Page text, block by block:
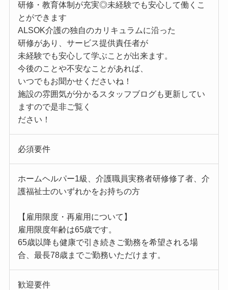
研修・教育体制が充実◎未経験でも安心して働くこ
とができます
ALSOK介護の独自のカリキュラムに沿った
研修があり、サービス提供責任者が
未経験でも安心して学ぶことが出来ます。
今後のことや不安なことがあれば、
いつでもお聞かせくださいね！
施設の雰囲気が分かるスタッフブログも更新してい
ますので是非ご覧く
ださい！
必須要件
ホームヘルパー1級、介護職員実務者研修修了者、介
護福祉士のいずれかをお持ちの方
【雇用限度・再雇用について】
雇用限度年齢は65歳です。
65歳以降も健康で引き続きご勤務を希望される場
合、最長78歳までご勤務いただけます。
歓迎要件